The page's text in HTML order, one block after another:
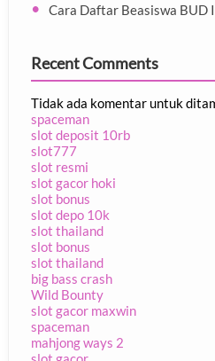
Cara Daftar Beasiswa BUD
Recent Comments
Tidak ada komentar untuk
spaceman
slot deposit 10rb
slot777
slot resmi
slot gacor hoki
slot bonus
slot depo 10k
slot thailand
slot bonus
slot thailand
big bass crash
Wild Bounty
slot gacor maxwin
spaceman
mahjong ways 2